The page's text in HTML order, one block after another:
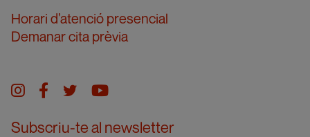
Horari d’atenció presencial
Demanar cita prèvia
Instagram
facebook
twitteryoutube
Subscriu-te al newsletter